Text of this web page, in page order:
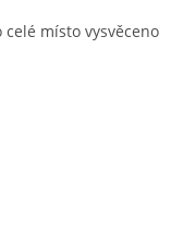
místo vysvěceno